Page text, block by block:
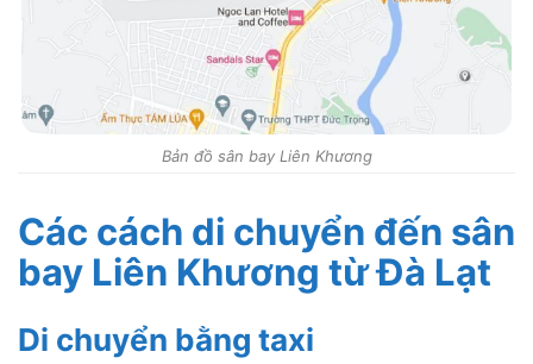
Bản đồ sân bay Liên Khương
Các cách di chuyển đến sân
bay Liên Khương từ Đà Lạt
Di chuyển bằng taxi